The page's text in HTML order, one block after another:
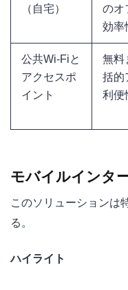
（自宅）
のオ
効率
公共Wi-Fiと
アクセスポ
イント
無料
括的
利便
モバイルインタ
このソリューションは
る。
ハイライト